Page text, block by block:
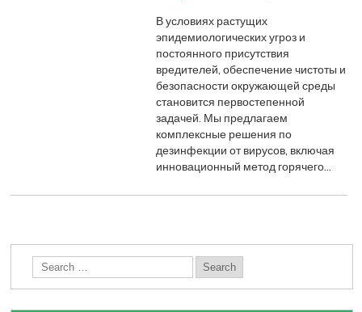
В условиях растущих
эпидемиологических угроз и
постоянного присутствия
вредителей, обеспечение чистоты и
безопасности окружающей среды
становится первостепенной
задачей. Мы предлагаем
комплексные решения по
дезинфекции от вирусов, включая
инновационный метод горячего…